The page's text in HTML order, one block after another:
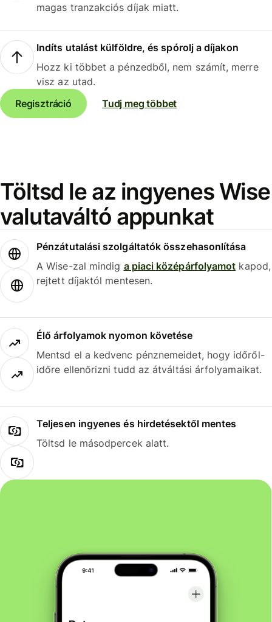
magas tranzakciós díjak miatt.
Indíts utalást külföldre, és spórolj a díjakon
Hozz ki többet a pénzedből, nem számít, merre
visz az utad.
Regisztráció
Tudj meg többet
Töltsd le az ingyenes Wise
valutaváltó appunkat
Pénzátutalási szolgáltatók összehasonlítása
A Wise-zal mindig a piaci középárfolyamot kapod,
rejtett díjaktól mentesen.
Élő árfolyamok nyomon követése
Mentsd el a kedvenc pénznemeidet, hogy időről-
időre ellenőrizni tudd az átváltási árfolyamaikat.
Teljesen ingyenes és hirdetésektől mentes
Töltsd le másodpercek alatt.